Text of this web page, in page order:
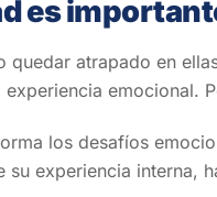
es
quedar atrapado en
emocional.
los desafíos
su experiencia interna,